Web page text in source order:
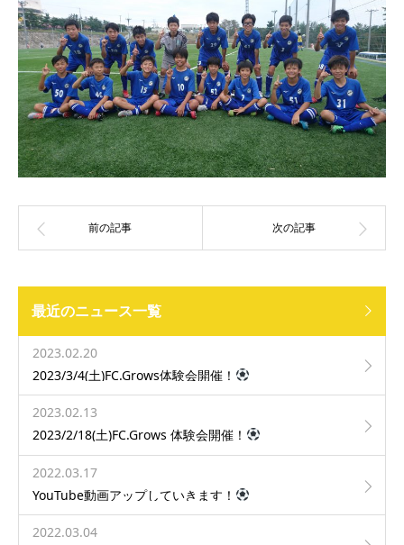
最近のニュース一覧
2023.02.20
2023/3/4(土)FC.Grows体験会開催！
2023.02.13
2023/2/18(土)FC.Grows 体験会開催！
2022.03.17
YouTube動画アップしていきます！
2022.03.04